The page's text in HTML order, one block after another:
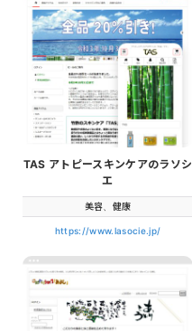
TAS アトピースキンケアのラソシ
エ
美容、健康
https://www.lasocie.jp/